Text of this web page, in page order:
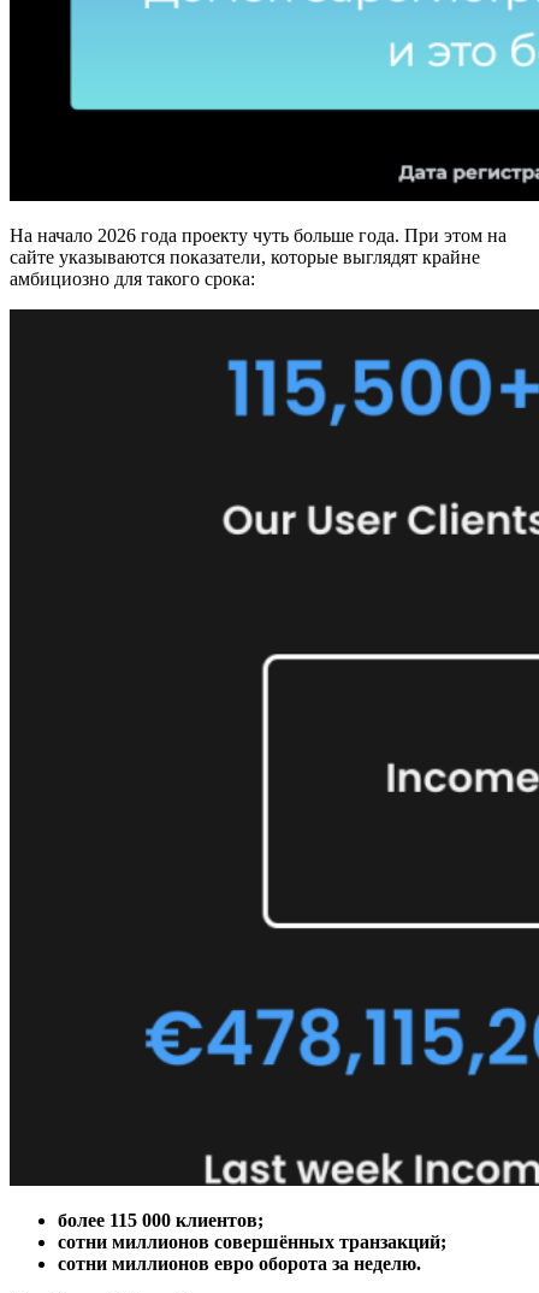
На начало 2026 года проекту чуть больше года. При этом на
сайте указываются показатели, которые выглядят крайне
амбициозно для такого срока:
более 115 000 клиентов;
сотни миллионов совершённых транзакций;
сотни миллионов евро оборота за неделю.